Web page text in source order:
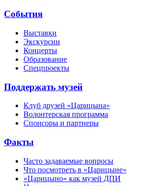
События
Выставки
Экскурсии
Концерты
Образование
Спецпроекты
Поддержать музей
Клуб друзей «Царицына»
Волонтерская программа
Спонсоры и партнеры
Факты
Часто задаваемые вопросы
Что посмотреть в «Царицыне»
«Царицыно» как музей ДПИ